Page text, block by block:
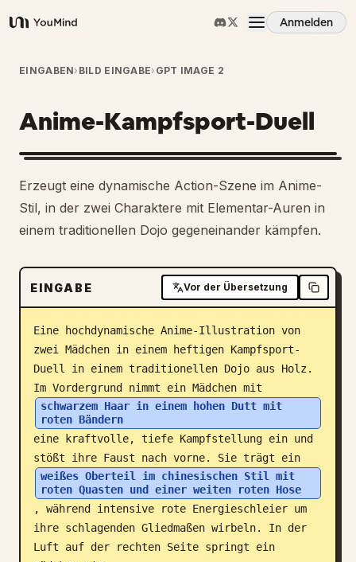
YouMind
Anmelden
Übersicht
Anwendungsfälle
Prompts
Preise
Download
Blog
Updates
EINGABEN› BILD EINGABE› GPT IMAGE 2
Anime-Kampfsport-Duell
Erzeugt eine dynamische Action-Szene im Anime-
Stil, in der zwei Charaktere mit Elementar-Auren in
einem traditionellen Dojo gegeneinander kämpfen.
EINGABE Vor der Übersetzung
Eine hochdynamische Anime-Illustration von
zwei Mädchen in einem heftigen Kampfsport-
Duell in einem traditionellen Dojo aus Holz.
Im Vordergrund nimmt ein Mädchen mit
schwarzem Haar in einem hohen Dutt mit
roten Bändern
eine kraftvolle, tiefe Kampfstellung ein und
stößt ihre Faust nach vorne. Sie trägt ein
weißes Oberteil im chinesischen Stil mit
roten Quasten und einer weiten roten Hose
, während intensive rote Energieschleier um
ihre schlagenden Gliedmaßen wirbeln. In der
Luft auf der rechten Seite springt ein